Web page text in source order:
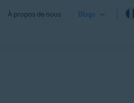
À propos de nous Blogs